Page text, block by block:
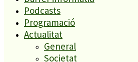
Podcasts
Programació
Actualitat
General
Societat
SUBSCRIURE’M
És tendència ara
1
Tanquen un local de menjar ràpid